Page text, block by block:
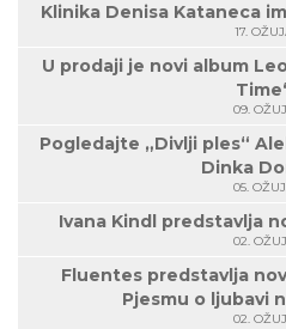
Klinika Denisa Kataneca
17.
U prodaji je novi album
09.
Pogledajte „Divlji ples“
Dinka
05.
Ivana Kindl predstavlja
02.
Fluentes predstavlja
Pjesmu o ljubavi
02.